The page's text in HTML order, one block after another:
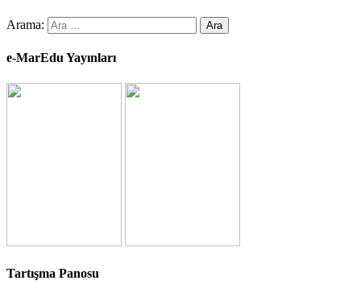
Arama:
e-MarEdu Yayınları
Tartışma Panosu